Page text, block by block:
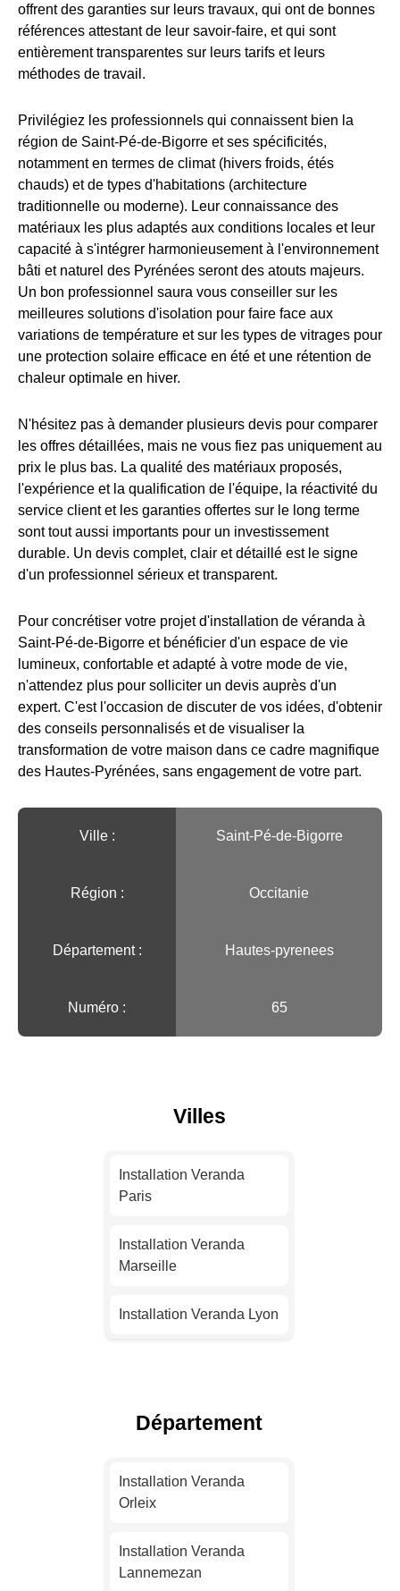
offrent des garanties sur leurs travaux, qui ont de bonnes
références attestant de leur savoir-faire, et qui sont
entièrement transparentes sur leurs tarifs et leurs
méthodes de travail.
Privilégiez les professionnels qui connaissent bien la
région de Saint-Pé-de-Bigorre et ses spécificités,
notamment en termes de climat (hivers froids, étés
chauds) et de types d'habitations (architecture
traditionnelle ou moderne). Leur connaissance des
matériaux les plus adaptés aux conditions locales et leur
capacité à s'intégrer harmonieusement à l'environnement
bâti et naturel des Pyrénées seront des atouts majeurs.
Un bon professionnel saura vous conseiller sur les
meilleures solutions d'isolation pour faire face aux
variations de température et sur les types de vitrages pour
une protection solaire efficace en été et une rétention de
chaleur optimale en hiver.
N'hésitez pas à demander plusieurs devis pour comparer
les offres détaillées, mais ne vous fiez pas uniquement au
prix le plus bas. La qualité des matériaux proposés,
l'expérience et la qualification de l'équipe, la réactivité du
service client et les garanties offertes sur le long terme
sont tout aussi importants pour un investissement
durable. Un devis complet, clair et détaillé est le signe
d'un professionnel sérieux et transparent.
Pour concrétiser votre projet d'installation de véranda à
Saint-Pé-de-Bigorre et bénéficier d'un espace de vie
lumineux, confortable et adapté à votre mode de vie,
n'attendez plus pour solliciter un devis auprès d'un
expert. C'est l'occasion de discuter de vos idées, d'obtenir
des conseils personnalisés et de visualiser la
transformation de votre maison dans ce cadre magnifique
des Hautes-Pyrénées, sans engagement de votre part.
Ville :️ Saint-Pé-de-Bigorre
Région :️ Occitanie
Département : Hautes-pyrenees
Numéro : 65
Villes
Installation Veranda
Paris
Installation Veranda
Marseille
Installation Veranda Lyon
Installation Veranda Nice
Installation Veranda
Nantes
Installation Veranda
Strasbourg
Département
Installation Veranda
Orleix
Installation Veranda
Lannemezan